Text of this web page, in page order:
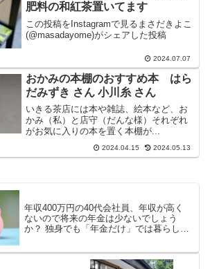
肥料の和紅茶置いてます
この投稿をInstagramで見るまさだきよこ
(@masadayome)がシェアした投稿
2024.07.07
おかみの本棚のおすすめ本 はら
だみずき さん 小川糸 さん
いきる茶店には本や雑誌、絵本など、お
かみ（私）と店守（だんな様）それぞれ
がお気に入りの本を置く本棚が...
2024.04.15 2024.05.13
年収400万円の40代会社員、年収が高く
ないので将来の年金は少ないでしょう
か？ 独身でも「年金だけ」では暮らして